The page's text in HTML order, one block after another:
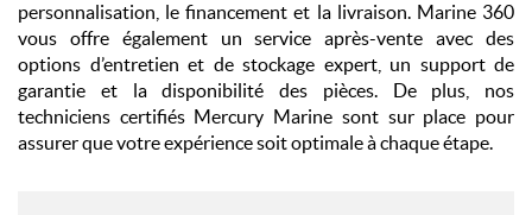
personnalisation, le financement et la livraison. Marine 360
vous offre également un service après-vente avec des
options d’entretien et de stockage expert, un support de
garantie et la disponibilité des pièces. De plus, nos
techniciens certifiés Mercury Marine sont sur place pour
assurer que votre expérience soit optimale à chaque étape.